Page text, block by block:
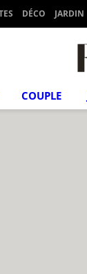
DÉCO JARDIN
COUPLE